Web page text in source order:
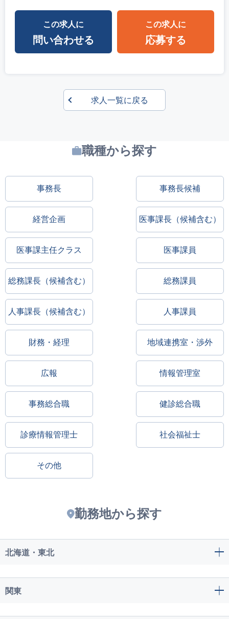
この求人に
問い合わせる
この求人に
応募する
求人一覧に戻る
職種から探す
事務長 事務長候補
経営企画 医事課長（候補含む）
医事課主任クラス 医事課員
総務課長（候補含む） 総務課員
人事課長（候補含む） 人事課員
財務・経理 地域連携室・渉外
広報 情報管理室
事務総合職 健診総合職
診療情報管理士 社会福祉士
その他
勤務地から探す
北海道・東北
関東